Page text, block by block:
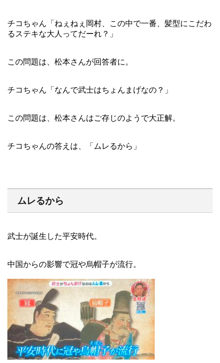
チコちゃん「ねぇねぇ岡村、この中で一番、髪型にこだわ
るステキな大人ってだーれ？」
この問題は、松本さんが回答者に。
チコちゃん「なんで武士はちょんまげなの？」
この問題は、松本さんはご存じのようで大正解。
チコちゃんの答えは、「ムレるから」
ムレるから
武士が誕生した平安時代。
中国からの影響で冠や烏帽子が流行。